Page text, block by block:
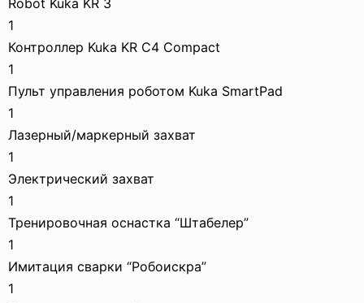
Robot Kuka KR 3
1
Контроллер Kuka KR C4 Compact
1
Пульт управления роботом Kuka SmartPad
1
Лазерный/маркерный захват
1
Электрический захват
1
Тренировочная оснастка “Штабелер”
1
Имитация сварки “Робоискра”
1